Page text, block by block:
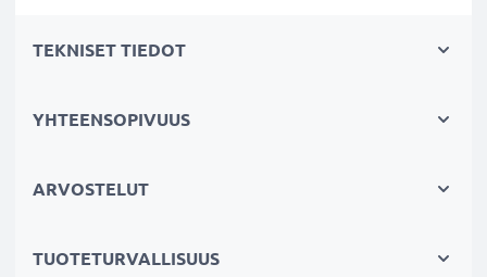
siksi akuillamme on 3 vuoden takuu.
Jos laitteesi akku on heikko, vaihda akku, älä laitettasi.
Valitse CELLONIC, etkä tingi laadusta. Tilaa nyt!
TEKNISET TIEDOT
YHTEENSOPIVUUS
ARVOSTELUT
TUOTETURVALLISUUS